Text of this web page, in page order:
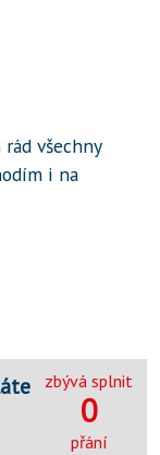
všechny
i na
zbývá splnit
0
přání